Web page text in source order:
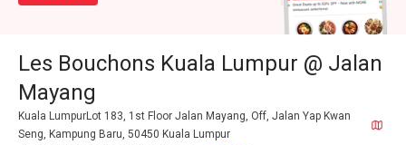
Les Bouchons Kuala Lumpur @ Jalan
Mayang
Kuala LumpurLot 183, 1st Floor Jalan Mayang, Off, Jalan Yap Kwan
Seng, Kampung Baru, 50450 Kuala Lumpur